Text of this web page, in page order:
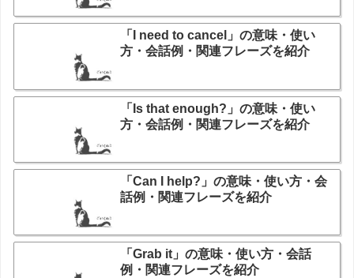
「I need to cancel」の意味・使い
方・会話例・関連フレーズを紹介
「Is that enough?」の意味・使い
方・会話例・関連フレーズを紹介
「Can I help?」の意味・使い方・会
話例・関連フレーズを紹介
「Grab it」の意味・使い方・会話
例・関連フレーズを紹介